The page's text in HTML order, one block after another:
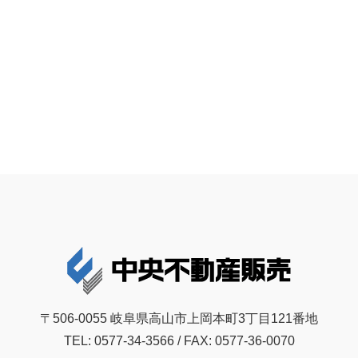
〒506-0055 岐阜県高山市上岡本町3丁目121番地
TEL: 0577-34-3566 / FAX: 0577-36-0070